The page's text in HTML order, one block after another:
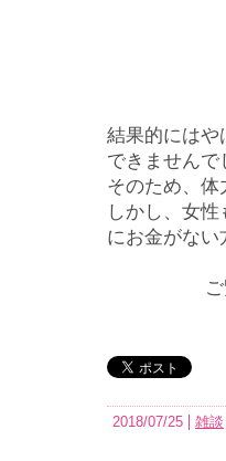
結果的にはや
できませんで
そのため、
しかし、女
にお金がな
2018/07/25 雑談